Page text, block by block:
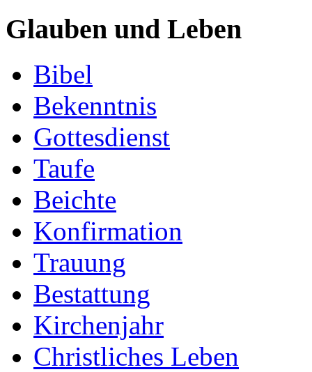
Glauben und Leben
Bibel
Bekenntnis
Gottesdienst
Taufe
Beichte
Konfirmation
Trauung
Bestattung
Kirchenjahr
Christliches Leben